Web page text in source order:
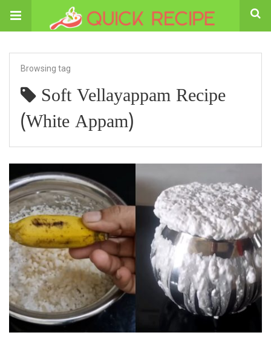
Browsing tag
Soft Vellayappam Recipe
(White Appam)